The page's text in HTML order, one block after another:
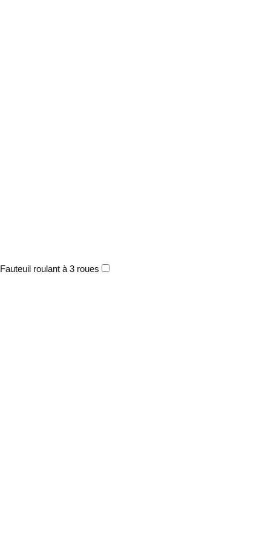
Fauteuil roulant à 3 roues